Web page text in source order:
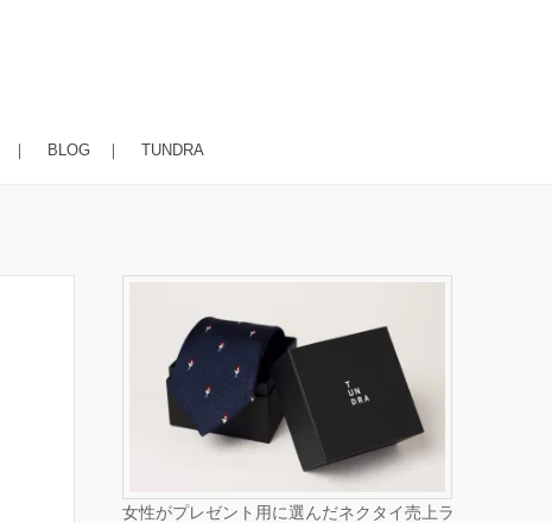
｜ BLOG ｜ TUNDRA
女性がプレゼント用に選んだネクタイ売上ラ